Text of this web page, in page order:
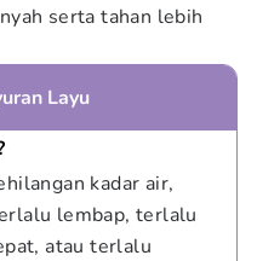
serta tahan lebih
Layu
kadar air,
lembap, terlalu
atau terlalu